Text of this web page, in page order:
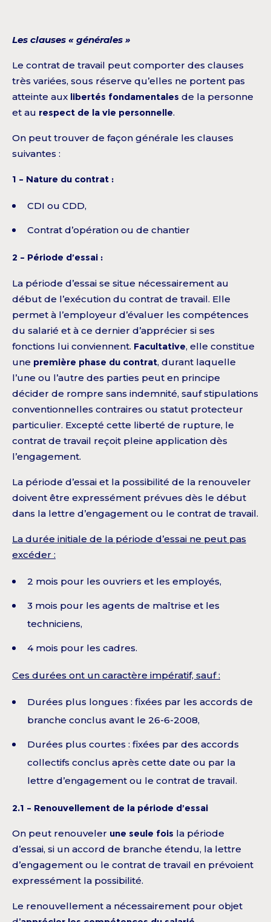
Les clauses « générales »
Le contrat de travail peut comporter des clauses
très variées, sous réserve qu’elles ne portent pas
atteinte aux libertés fondamentales de la personne
et au respect de la vie personnelle.
On peut trouver de façon générale les clauses
suivantes :
1 – Nature du contrat :
CDI ou CDD,
Contrat d’opération ou de chantier
2 – Période d’essai :
La période d’essai se situe nécessairement au
début de l’exécution du contrat de travail. Elle
permet à l’employeur d’évaluer les compétences
du salarié et à ce dernier d’apprécier si ses
fonctions lui conviennent. Facultative, elle constitue
une première phase du contrat, durant laquelle
l’une ou l’autre des parties peut en principe
décider de rompre sans indemnité, sauf stipulations
conventionnelles contraires ou statut protecteur
particulier. Excepté cette liberté de rupture, le
contrat de travail reçoit pleine application dès
l’engagement.
La période d’essai et la possibilité de la renouveler
doivent être expressément prévues dès le début
dans la lettre d’engagement ou le contrat de travail.
La durée initiale de la période d’essai ne peut pas
excéder :
2 mois pour les ouvriers et les employés,
3 mois pour les agents de maîtrise et les
techniciens,
4 mois pour les cadres.
Ces durées ont un caractère impératif, sauf :
Durées plus longues : fixées par les accords de
branche conclus avant le 26-6-2008,
Durées plus courtes : fixées par des accords
collectifs conclus après cette date ou par la
lettre d’engagement ou le contrat de travail.
2.1 – Renouvellement de la période d’essai
On peut renouveler une seule fois la période
d’essai, si un accord de branche étendu, la lettre
d’engagement ou le contrat de travail en prévoient
expressément la possibilité.
Le renouvellement a nécessairement pour objet